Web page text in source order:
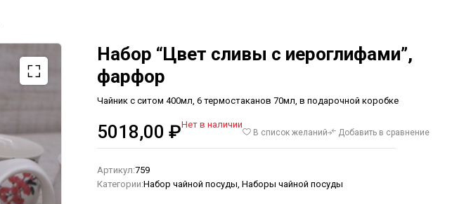
Набор “Цвет сливы с иероглифами”,
фарфор
Чайник с ситом 400мл, 6 термостаканов 70мл, в подарочной коробке
5018,00 ₽Нет в наличии
В список желаний Добавить в сравнение
Артикул:759
Категории:Набор чайной посуды Наборы чайной посуды